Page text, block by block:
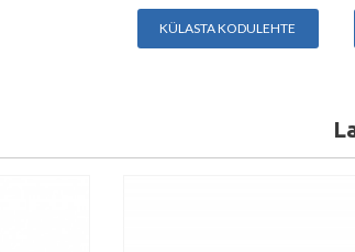
KÜLASTA KODULEHTE